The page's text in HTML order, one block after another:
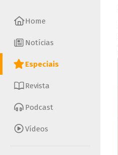
Home
Notícias
Especiais
Revista
Podcast
Vídeos